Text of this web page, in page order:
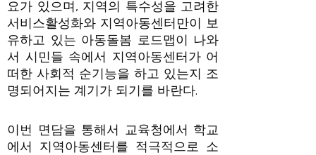
요가 있으며, 지역의 특수성을 고려한
서비스활성화와 지역아동센터만이 보
유하고 있는 아동돌봄 로드맵이 나와
서 시민들 속에서 지역아동센터가 어
떠한 사회적 순기능을 하고 있는지 조
명되어지는 계기가 되기를 바란다.
이번 면담을 통해서 교육청에서 학교
에서 지역아동센터를 적극적으로 소